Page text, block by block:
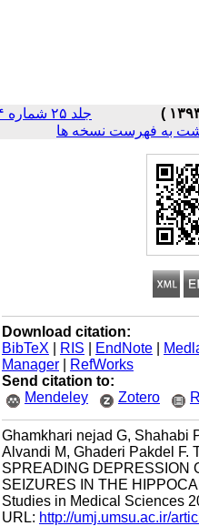
جلد ۲۵ شماره ۴
به فهرست نسخه ها
Download citation:
BibTeX
| RIS |EndNote |
Manager
|RefWorks
Send citation to:
Mendeley
Zotero
Ghamkhari nejad G,
Alvandi M, Ghaderi Pakdel
SPREADING
SEIZURES IN THE
Studies in Medical Sciences
URL:http://umj.umsu.ac.ir/